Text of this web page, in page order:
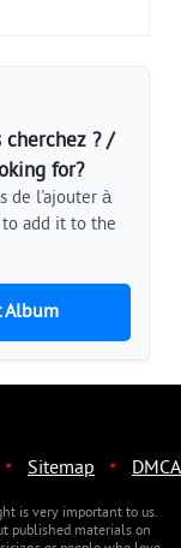
cherchez ? /
for?
de l'ajouter à
add it to the
Album
· Sitemap · DMCA
is very important to us.
published materials on